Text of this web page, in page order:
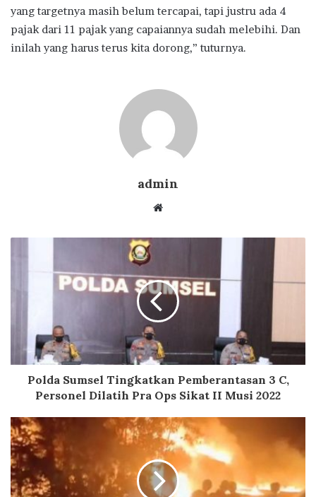
yang targetnya masih belum tercapai, tapi justru ada 4
pajak dari 11 pajak yang capaiannya sudah melebihi. Dan
inilah yang harus terus kita dorong,” tuturnya.
admin
Website
Polda Sumsel Tingkatkan Pemberantasan 3 C,
Personel Dilatih Pra Ops Sikat II Musi 2022